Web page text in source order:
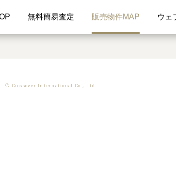
無料簡易査定 販売物件MAP ウェ
© Crossover International Co., Ltd.